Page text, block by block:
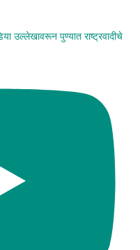
उल्लेखावरून पुण्यात राष्ट्रवादीचे